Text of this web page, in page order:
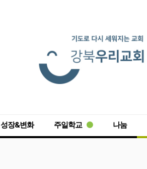
성장&변화 주일학교 나눔